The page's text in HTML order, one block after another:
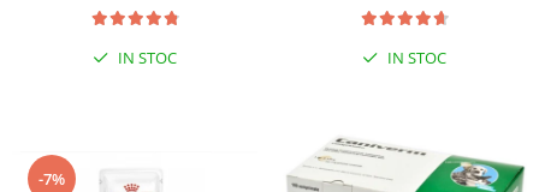
IN STOC IN STOC
-7%